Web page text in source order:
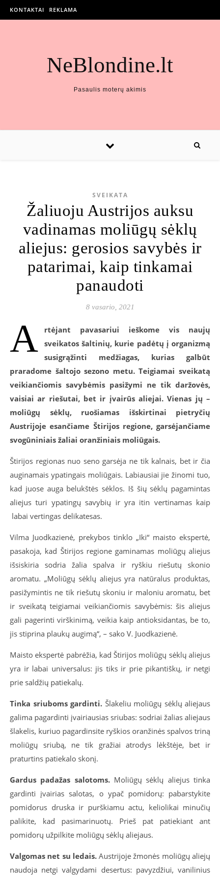
KONTAKTAI REKLAMA
NeBlondine.lt
Pasaulis moterų akimis
SVEIKATA
Žaliuoju Austrijos auksu
vadinamas moliūgų sėklų
aliejus: gerosios savybės ir
patarimai, kaip tinkamai
panaudoti
8 vasario, 2021
A
rtėjant pavasariui ieškome vis naujų
sveikatos šaltinių, kurie padėtų į organizmą
susigrąžinti medžiagas, kurias galbūt
praradome šaltojo sezono metu.Teigiamai sveikatą
veikiančiomis savybėmis pasižymi ne tik daržovės,
vaisiai ar riešutai, bet ir įvairūs aliejai. Vienas jų –
moliūgų sėklų, ruošiamas išskirtinai pietryčių
Austrijoje esančiame Štirijos regione, garsėjančiame
svogūniniais žaliai oranžiniais moliūgais.
Štirijos regionas nuo seno garsėja ne tik kalnais, bet ir čia
auginamais ypatingais moliūgais. Labiausiai jie žinomi tuo,
kad juose auga belukštės sėklos. Iš šių sėklų pagamintas
aliejus turi ypatingų savybių ir yra itin vertinamas kaip
labai vertingas delikatesas.
Vilma Juodkazienė, prekybos tinklo „Iki“ maisto ekspertė,
pasakoja, kad Štirijos regione gaminamas moliūgų aliejus
išsiskiria sodria žalia spalva ir ryškiu riešutų skonio
aromatu. „Moliūgų sėklų aliejus yra natūralus produktas,
pasižymintis ne tik riešutų skoniu ir maloniu aromatu, bet
ir sveikatą teigiamai veikiančiomis savybėmis: šis aliejus
gali pagerinti virškinimą, veikia kaip antioksidantas, be to,
jis stiprina plaukų augimą“, – sako V. Juodkazienė.
Maisto ekspertė pabrėžia, kad Štirijos moliūgų sėklų aliejus
yra ir labai universalus: jis tiks ir prie pikantiškų, ir netgi
prie saldžių patiekalų.
Tinka sriuboms gardinti. Šlakeliu moliūgų sėklų aliejaus
galima pagardinti įvairiausias sriubas: sodriai žalias aliejaus
šlakelis, kuriuo pagardinsite ryškios oranžinės spalvos triną
moliūgų sriubą, ne tik gražiai atrodys lėkštėje, bet ir
praturtins patiekalo skonį.
Gardus padažas salotoms. Moliūgų sėklų aliejus tinka
gardinti įvairias salotas, o ypač pomidorų: pabarstykite
pomidorus druska ir purškiamu actu, keliolikai minučių
palikite, kad pasimarinuotų. Prieš pat patiekiant ant
pomidorų užpilkite moliūgų sėklų aliejaus.
Valgomas net su ledais.Austrijoje žmonės moliūgų aliejų
naudoja netgi valgydami desertus: pavyzdžiui, vanilinius